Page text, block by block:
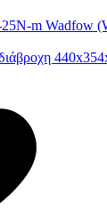
25N-m Wadfow